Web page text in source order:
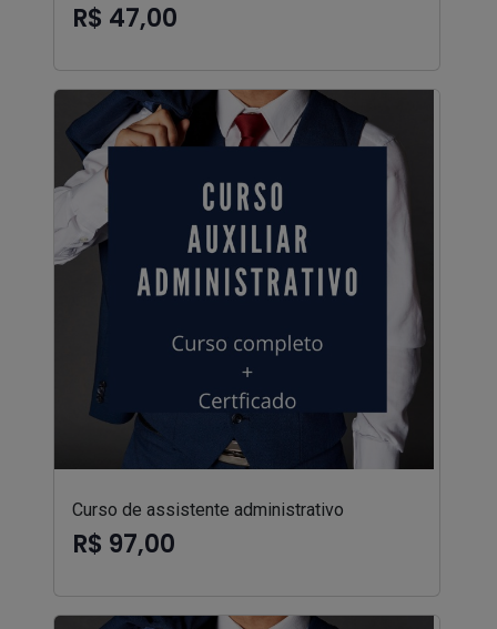
R$ 47,00
Curso de assistente administrativo
R$ 97,00